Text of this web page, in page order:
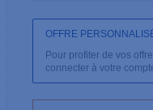
OFFRE
Pour profiter de vos
connecter à votre